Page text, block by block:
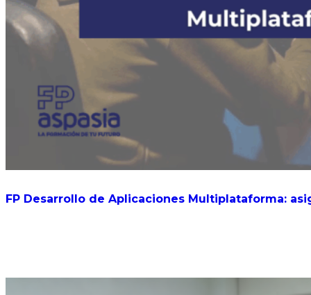
FP Desarrollo de Aplicaciones Multiplataforma: